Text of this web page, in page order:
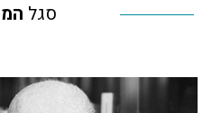
סגל